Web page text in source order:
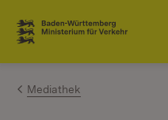
Zum Inhalt springen
Link zur Startseite
Mediathek